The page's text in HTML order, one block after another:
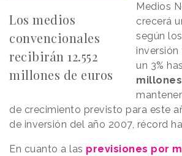
Los medios
convencionales
recibirán 12.552
millones de euros
Medios
crecerá
según
un 3%
de crecimiento previsto para este
de inversión del año 2007, récord
En cuanto a las previsiones por